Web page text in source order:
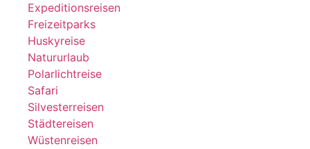
Expeditionsreisen
Freizeitparks
Huskyreise
Natururlaub
Polarlichtreise
Safari
Silvesterreisen
Städtereisen
Wüstenreisen